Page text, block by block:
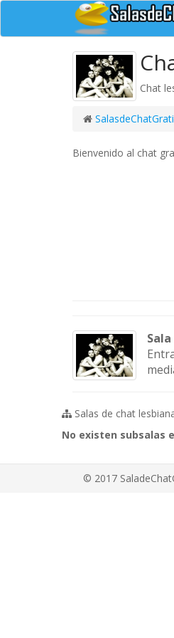
Chat
Bienvenido al chat
Salas de chat
No existen subsalas
© 2017